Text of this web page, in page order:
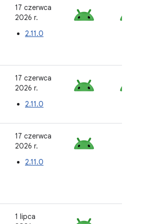
17 czerwca
2026 r.
2.11.0
17 czerwca
2026 r.
2.11.0
17 czerwca
2026 r.
2.11.0
1 lipca